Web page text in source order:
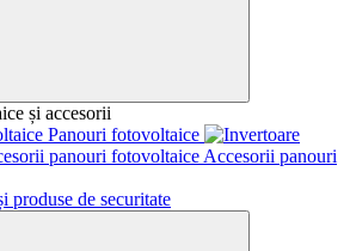
și accesorii
Panouri fotovoltaice
Accesorii panouri
produse de securitate